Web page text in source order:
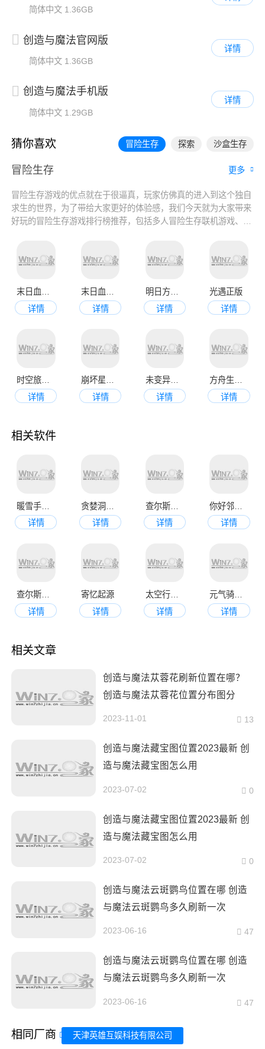
简体中文 1.36GB
创造与魔法官网版
简体中文 1.36GB
详情
创造与魔法手机版
简体中文 1.29GB
详情
猜你喜欢 冒险生存 探索 沙盒生存
冒险生存 更多
冒险生存游戏的优点就在于很逼真，玩家仿佛真的进入到这个独自
求生的世界，为了带给大家更好的体验感，我们今天就为大家带来
好玩的冒险生存游戏排行榜推荐，包括多人冒险生存联机游戏、采
详情
详情
明日方舟官方正版
详情
光遇正版
详情
时空旅途正版
详情
崩坏星穹铁道手机版
详情
未变异者正版最新版
详情
方舟生存进化手机版
详情
相关软件
暖雪手机版
详情
详情
查尔斯小火车正版
详情
详情
查尔斯小火车最新版
详情
寄忆起源
详情
太空行动手机版
详情
详情
相关文章
创造与魔法苁蓉花刷新位置在哪？
创造与魔法苁蓉花位置分布图分
2023-11-01 13
创造与魔法藏宝图位置2023最新 创
造与魔法藏宝图怎么用
2023-07-02 0
创造与魔法藏宝图位置2023最新 创
造与魔法藏宝图怎么用
2023-07-02 0
创造与魔法云斑鹦鸟位置在哪 创造
与魔法云斑鹦鸟多久刷新一次
2023-06-16 47
创造与魔法云斑鹦鸟位置在哪 创造
与魔法云斑鹦鸟多久刷新一次
2023-06-16 47
相同厂商 天津英雄互娱科技有限公司